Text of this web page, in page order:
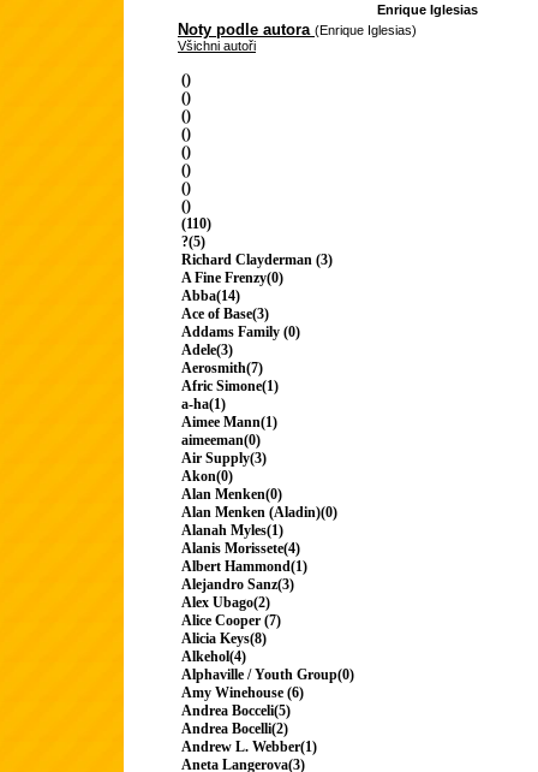
Enrique Iglesias
Noty podle autora (Enrique Iglesias)
Všichni autoři
()
()
()
()
()
()
()
()
(110)
?(5)
Richard Clayderman (3)
A Fine Frenzy(0)
Abba(14)
Ace of Base(3)
Addams Family (0)
Adele(3)
Aerosmith(7)
Afric Simone(1)
a-ha(1)
Aimee Mann(1)
aimeeman(0)
Air Supply(3)
Akon(0)
Alan Menken(0)
Alan Menken (Aladin)(0)
Alanah Myles(1)
Alanis Morissete(4)
Albert Hammond(1)
Alejandro Sanz(3)
Alex Ubago(2)
Alice Cooper (7)
Alicia Keys(8)
Alkehol(4)
Alphaville / Youth Group(0)
Amy Winehouse (6)
Andrea Bocceli(5)
Andrea Bocelli(2)
Andrew L. Webber(1)
Aneta Langerova(3)